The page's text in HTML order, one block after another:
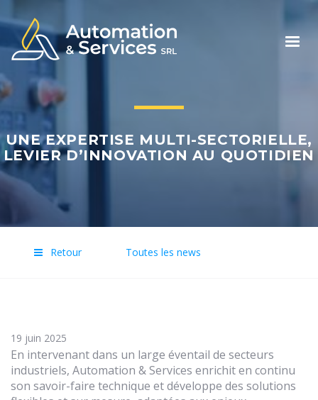
UNE EXPERTISE MULTI-SECTORIELLE,
LEVIER D’INNOVATION AU QUOTIDIEN
Retour Toutes les news
19 juin 2025
En intervenant dans un large éventail de secteurs
industriels, Automation & Services enrichit en continu
son savoir-faire technique et développe des solutions